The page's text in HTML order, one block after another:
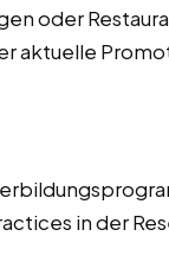
oder
aktuelle
in der